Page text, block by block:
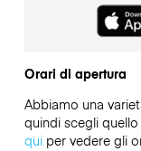
Orari di apertura
Abbiamo una
quindi scegli
quiper vedere gli